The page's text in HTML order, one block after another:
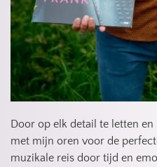
Door op elk detail te letten
met mijn oren voor de
muzikale reis door tijd en